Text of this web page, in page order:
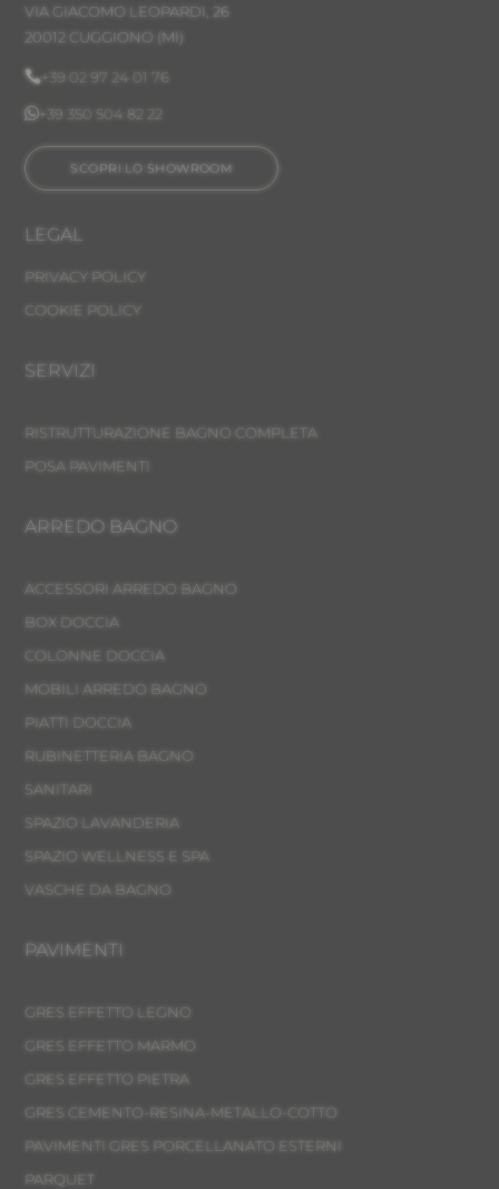
VIA GIACOMO LEOPARDI, 26
20012 CUGGIONO (MI)
+39 02 97 24 01 76
+39 350 504 82 22
SCOPRI LO SHOWROOM
LEGAL
PRIVACY POLICY
COOKIE POLICY
SERVIZI
RISTRUTTURAZIONE BAGNO COMPLETA
POSA PAVIMENTI
ARREDO BAGNO
ACCESSORI ARREDO BAGNO
BOX DOCCIA
COLONNE DOCCIA
MOBILI ARREDO BAGNO
PIATTI DOCCIA
RUBINETTERIA BAGNO
SANITARI
SPAZIO LAVANDERIA
SPAZIO WELLNESS E SPA
VASCHE DA BAGNO
PAVIMENTI
GRES EFFETTO LEGNO
GRES EFFETTO MARMO
GRES EFFETTO PIETRA
GRES CEMENTO-RESINA-METALLO-COTTO
PAVIMENTI GRES PORCELLANATO ESTERNI
PARQUET